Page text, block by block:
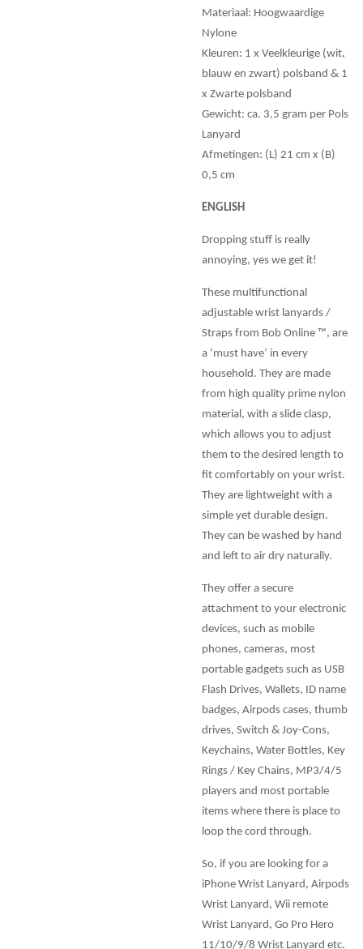
Materiaal: Hoogwaardige
Nylone
Kleuren: 1 x Veelkleurige (wit,
blauw en zwart) polsband & 1
x Zwarte polsband
Gewicht: ca. 3,5 gram per Pols
Lanyard
Afmetingen: (L) 21 cm x (B)
0,5 cm
ENGLISH
Dropping stuff is really
annoying, yes we get it!
These multifunctional
adjustable wrist lanyards /
Straps from Bob Online ™, are
a ‘must have’ in every
household. They are made
from high quality prime nylon
material, with a slide clasp,
which allows you to adjust
them to the desired length to
fit comfortably on your wrist.
They are lightweight with a
simple yet durable design.
They can be washed by hand
and left to air dry naturally.
They offer a secure
attachment to your electronic
devices, such as mobile
phones, cameras, most
portable gadgets such as USB
Flash Drives, Wallets, ID name
badges, Airpods cases, thumb
drives, Switch & Joy-Cons,
Keychains, Water Bottles, Key
Rings / Key Chains, MP3/4/5
players and most portable
items where there is place to
loop the cord through.
So, if you are looking for a
iPhone Wrist Lanyard, Airpods
Wrist Lanyard, Wii remote
Wrist Lanyard, Go Pro Hero
11/10/9/8 Wrist Lanyard etc.